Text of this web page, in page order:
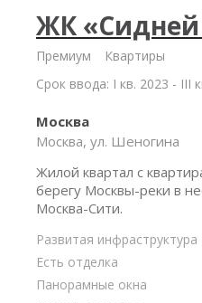
ЖК
Премиум
Квартиры
Срок ввода: I кв. 2023 - III
Москва
Москва, ул. Шеногина
Жилой квартал с
берегу Москвы-реки в
Москва-Сити.
Развитая инфраструктура
Есть отделка
Панорамные окна